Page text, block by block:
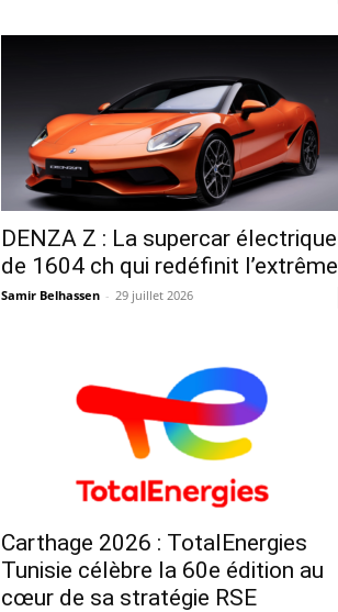
DENZA Z : La supercar électrique
de 1604 ch qui redéfinit l’extrême
Samir Belhassen - 29 juillet 2026
Carthage 2026 : TotalEnergies
Tunisie célèbre la 60e édition au
cœur de sa stratégie RSE